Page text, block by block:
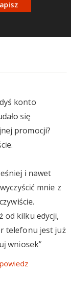
konto
się
promocji?
i nawet
mnie z
od kilku edycji,
telefonu jest już
wniosek”